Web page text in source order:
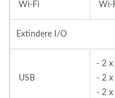
Wi-Fi Wi-
Extindere I/O
USB
- 2 x
- 2 x
- 2 x